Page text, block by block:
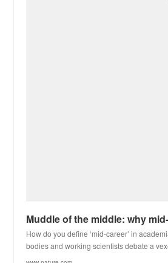
How do you define ‘mid-career’ in
bodies and working scientists debate a